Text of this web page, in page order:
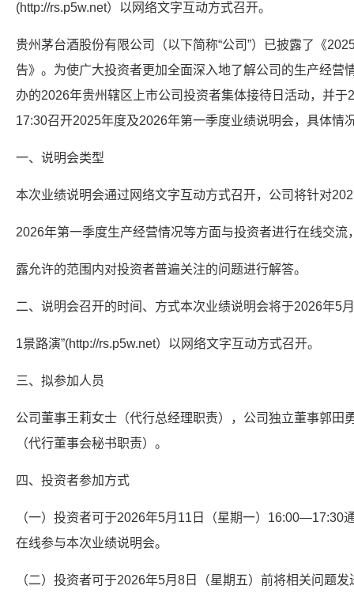
(http://rs.p5w.net）以网络文字互动方式召开。
贵州茅台酒股份有限公司（以下简称“公司”）已披露了《
告》。为使广大投资者更加全面深入地了解公司的生产经营
办的2026年贵州辖区上市公司投资者集体接待日活动，并
17:30召开2025年度及2026年第一季度业绩说明会，具体情
一、说明会类型
本次业绩说明会通过网络文字互动方式召开，公司将针对
2026年第一季度生产经营情况等方面与投资者进行在线交流
露允许的范围内对投资者普遍关注的问题进行解答。
二、说明会召开的时间、方式本次业绩说明会将于2026年5
1景路演”(http://rs.p5w.net）以网络文字互动方式召开。
三、拟参加人员
公司董事王莉女士（代行总经理职责），公司独立董事郭田
（代行董事会秘书职责）。
四、投资者参加方式
（一）投资者可于2026年5月11日（星期一）16:00—17:30
在线参与本次业绩说明会。
（二）投资者可于2026年5月8日（星期五）前将相关问题发